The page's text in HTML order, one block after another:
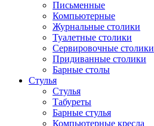
Письменные
Компьютерные
Журнальные столики
Туалетные столики
Сервировочные столики
Придиванные столики
Барные столы
Стулья
Стулья
Табуреты
Барные стулья
Компьютерные кресла